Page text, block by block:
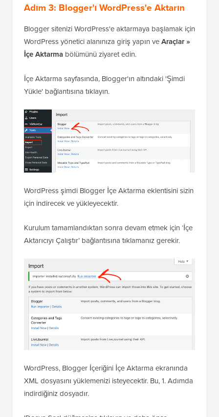
Adım 3: Blogger'ı WordPress'e Aktarın
Blogger sitenizi WordPress'e aktarmaya başlamak için
WordPress yönetici alanınıza giriş yapın veAraçlar »
İçe Aktarma bölümünü ziyaret edin.
İçe Aktarma sayfasında, Blogger'ın altındaki 'Şimdi
Yükle' bağlantısına tıklayın.
WordPress şimdi Blogger İçe Aktarma eklentisini sizin
için indirecek ve yükleyecektir.
Kurulum tamamlandıktan sonra devam etmek için ‘İçe
Aktarıcıyı Çalıştır’ bağlantısına tıklamanız gerekir.
WordPress, Blogger İçeriğini İçe Aktarma ekranında
XML dosyasını yüklemenizi isteyecektir. Bu, 1. Adımda
indirdiğiniz dosyadır.